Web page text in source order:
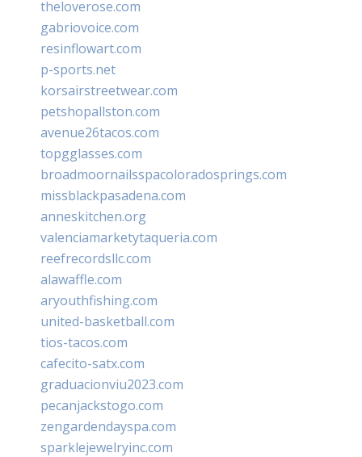
theloverose.com
gabriovoice.com
resinflowart.com
p-sports.net
korsairstreetwear.com
petshopallston.com
avenue26tacos.com
topgglasses.com
broadmoornailsspacoloradosprings.com
missblackpasadena.com
anneskitchen.org
valenciamarketytaqueria.com
reefrecordsllc.com
alawaffle.com
aryouthfishing.com
united-basketball.com
tios-tacos.com
cafecito-satx.com
graduacionviu2023.com
pecanjackstogo.com
zengardendayspa.com
sparklejewelryinc.com